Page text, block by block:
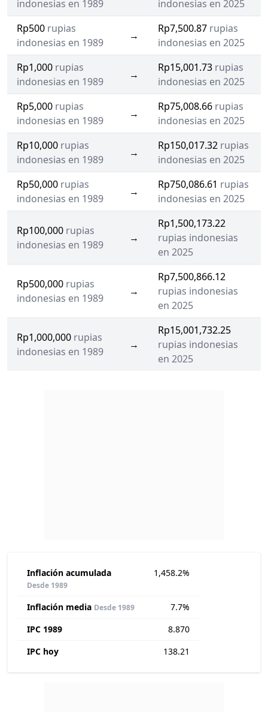
indonesias en 1989
indonesias en 2025
Rp500 rupias
indonesias en 1989
→
Rp7,500.87 rupias
indonesias en 2025
Rp1,000 rupias
indonesias en 1989
→
Rp15,001.73 rupias
indonesias en 2025
Rp5,000 rupias
indonesias en 1989
→
Rp75,008.66 rupias
indonesias en 2025
Rp10,000 rupias
indonesias en 1989
→
Rp150,017.32 rupias
indonesias en 2025
Rp50,000 rupias
indonesias en 1989
→
Rp750,086.61 rupias
indonesias en 2025
Rp100,000 rupias
indonesias en 1989
→
Rp1,500,173.22
rupias indonesias
en 2025
Rp500,000 rupias
indonesias en 1989
→
Rp7,500,866.12
rupias indonesias
en 2025
Rp1,000,000 rupias
indonesias en 1989
→
Rp15,001,732.25
rupias indonesias
en 2025
Inflación acumulada
Desde 1989
1,458.2%
Inflación media Desde 1989
7.7%
IPC 1989
8.870
IPC hoy
138.21